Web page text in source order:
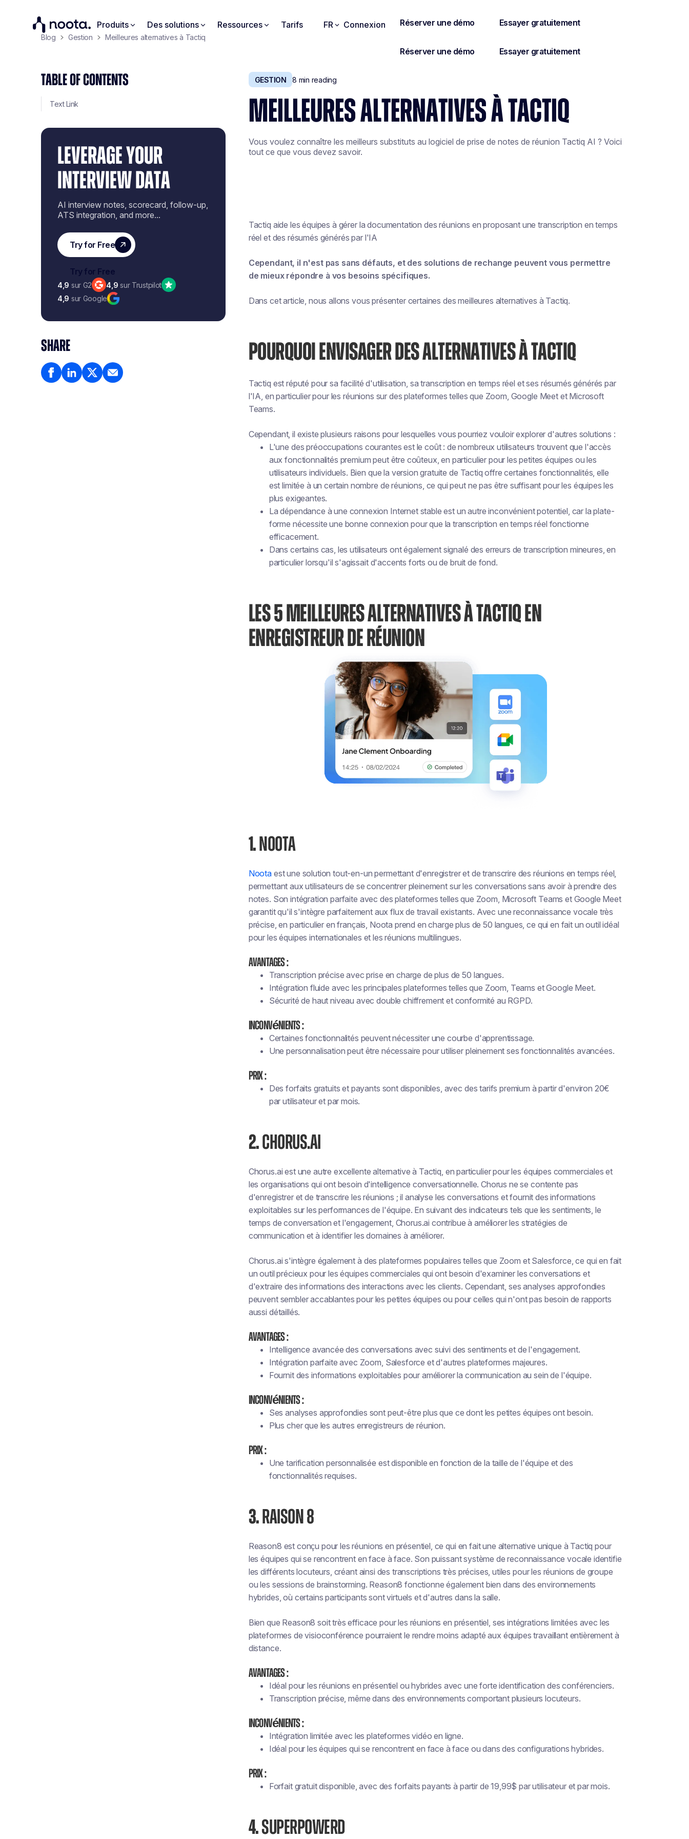
Produits Des solutions Ressources Tarifs FR Connexion
Blog Gestion Meilleures alternatives à Tactiq
TABLE OF CONTENTS
Text Link
LEVERAGE YOUR
INTERVIEW DATA
AI interview notes, scorecard, follow-up,
ATS integration, and more...
4,9 sur G2 4,9 sur Trustpilot
4,9 sur Google
SHARE
GESTION 8 min reading
MEILLEURES ALTERNATIVES À TACTIQ
Vous voulez connaître les meilleurs substituts au logiciel de prise de notes de réunion Tactiq AI ? Voici
tout ce que vous devez savoir.
Tactiq aide les équipes à gérer la documentation des réunions en proposant une transcription en temps
réel et des résumés générés par l'IA
Cependant, il n'est pas sans défauts, et des solutions de rechange peuvent vous permettre
de mieux répondre à vos besoins spécifiques.
Dans cet article, nous allons vous présenter certaines des meilleures alternatives à Tactiq.
POURQUOI ENVISAGER DES ALTERNATIVES À TACTIQ
Tactiq est réputé pour sa facilité d'utilisation, sa transcription en temps réel et ses résumés générés par
l'IA, en particulier pour les réunions sur des plateformes telles que Zoom, Google Meet et Microsoft
Teams.
Cependant, il existe plusieurs raisons pour lesquelles vous pourriez vouloir explorer d'autres solutions :
L'une des préoccupations courantes est le coût : de nombreux utilisateurs trouvent que l'accès
aux fonctionnalités premium peut être coûteux, en particulier pour les petites équipes ou les
utilisateurs individuels. Bien que la version gratuite de Tactiq offre certaines fonctionnalités, elle
est limitée à un certain nombre de réunions, ce qui peut ne pas être suffisant pour les équipes les
plus exigeantes.
La dépendance à une connexion Internet stable est un autre inconvénient potentiel, car la plate-
forme nécessite une bonne connexion pour que la transcription en temps réel fonctionne
efficacement.
Dans certains cas, les utilisateurs ont également signalé des erreurs de transcription mineures, en
particulier lorsqu'il s'agissait d'accents forts ou de bruit de fond.
LES 5 MEILLEURES ALTERNATIVES À TACTIQ EN
ENREGISTREUR DE RÉUNION
1. NOOTA
Noota est une solution tout-en-un permettant d'enregistrer et de transcrire des réunions en temps réel,
permettant aux utilisateurs de se concentrer pleinement sur les conversations sans avoir à prendre des
notes. Son intégration parfaite avec des plateformes telles que Zoom, Microsoft Teams et Google Meet
garantit qu'il s'intègre parfaitement aux flux de travail existants. Avec une reconnaissance vocale très
précise, en particulier en français, Noota prend en charge plus de 50 langues, ce qui en fait un outil idéal
pour les équipes internationales et les réunions multilingues.
Avantages :
Transcription précise avec prise en charge de plus de 50 langues.
Intégration fluide avec les principales plateformes telles que Zoom, Teams et Google Meet.
Sécurité de haut niveau avec double chiffrement et conformité au RGPD.
Inconvénients :
Certaines fonctionnalités peuvent nécessiter une courbe d'apprentissage.
Une personnalisation peut être nécessaire pour utiliser pleinement ses fonctionnalités avancées.
Prix :
Des forfaits gratuits et payants sont disponibles, avec des tarifs premium à partir d'environ 20€
par utilisateur et par mois.
2.CHORUS.AI
Chorus.ai est une autre excellente alternative à Tactiq, en particulier pour les équipes commerciales et
les organisations qui ont besoin d'intelligence conversationnelle. Chorus ne se contente pas
d'enregistrer et de transcrire les réunions ; il analyse les conversations et fournit des informations
exploitables sur les performances de l'équipe. En suivant des indicateurs tels que les sentiments, le
temps de conversation et l'engagement, Chorus.ai contribue à améliorer les stratégies de
communication et à identifier les domaines à améliorer.
Chorus.ai s'intègre également à des plateformes populaires telles que Zoom et Salesforce, ce qui en fait
un outil précieux pour les équipes commerciales qui ont besoin d'examiner les conversations et
d'extraire des informations des interactions avec les clients. Cependant, ses analyses approfondies
peuvent sembler accablantes pour les petites équipes ou pour celles qui n'ont pas besoin de rapports
aussi détaillés.
Avantages :
Intelligence avancée des conversations avec suivi des sentiments et de l'engagement.
Intégration parfaite avec Zoom, Salesforce et d'autres plateformes majeures.
Fournit des informations exploitables pour améliorer la communication au sein de l'équipe.
Inconvénients :
Ses analyses approfondies sont peut-être plus que ce dont les petites équipes ont besoin.
Plus cher que les autres enregistreurs de réunion.
Prix :
Une tarification personnalisée est disponible en fonction de la taille de l'équipe et des
fonctionnalités requises.
3. RAISON 8
Reason8 est conçu pour les réunions en présentiel, ce qui en fait une alternative unique à Tactiq pour
les équipes qui se rencontrent en face à face. Son puissant système de reconnaissance vocale identifie
les différents locuteurs, créant ainsi des transcriptions très précises, utiles pour les réunions de groupe
ou les sessions de brainstorming. Reason8 fonctionne également bien dans des environnements
hybrides, où certains participants sont virtuels et d'autres dans la salle.
Bien que Reason8 soit très efficace pour les réunions en présentiel, ses intégrations limitées avec les
plateformes de visioconférence pourraient le rendre moins adapté aux équipes travaillant entièrement à
distance.
Avantages :
Idéal pour les réunions en présentiel ou hybrides avec une forte identification des conférenciers.
Transcription précise, même dans des environnements comportant plusieurs locuteurs.
Inconvénients :
Intégration limitée avec les plateformes vidéo en ligne.
Idéal pour les équipes qui se rencontrent en face à face ou dans des configurations hybrides.
Prix :
Forfait gratuit disponible, avec des forfaits payants à partir de 19,99$ par utilisateur et par mois.
4.SUPERPOWERD